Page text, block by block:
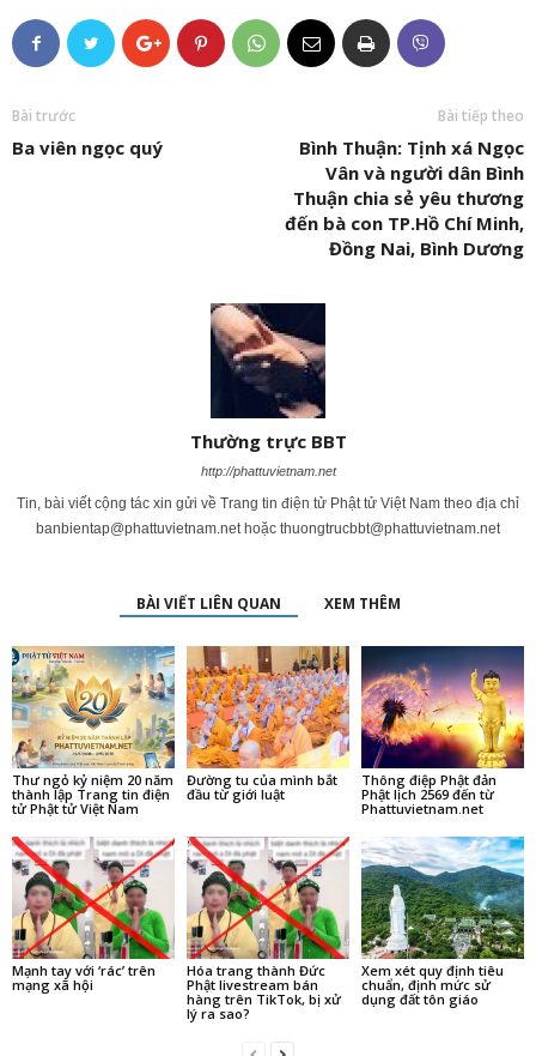
Bài trước
Ba viên ngọc quý
Bài tiếp theo
Bình Thuận: Tịnh xá Ngọc
Vân và người dân Bình
Thuận chia sẻ yêu thương
đến bà con TP.Hồ Chí Minh,
Đồng Nai, Bình Dương
Thường trực BBT
http://phattuvietnam.net
Tin, bài viết cộng tác xin gửi về Trang tin điện tử Phật tử Việt Nam theo địa chỉ
banbientap@phattuvietnam.nethoặc thuongtrucbbt@phattuvietnam.net
BÀI VIẾT LIÊN QUAN XEM THÊM
Thư ngỏ kỷ niệm 20 năm
thành lập Trang tin điện
tử Phật tử Việt Nam
Đường tu của mình bắt
đầu từ giới luật
Thông điệp Phật đản
Phật lịch 2569 đến từ
Phattuvietnam.net
Mạnh tay với ‘rác’ trên
mạng xã hội
Hóa trang thành Đức
Phật livestream bán
hàng trên TikTok, bị xử
lý ra sao?
Xem xét quy định tiêu
chuẩn, định mức sử
dụng đất tôn giáo